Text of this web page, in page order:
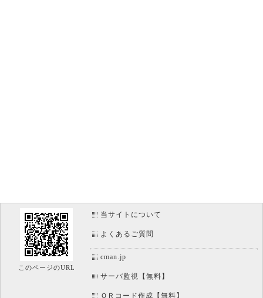
このページのURL
当サイトについて
よくあるご質問
cman.jp
サーバ監視【無料】
ＱＲコード作成【無料】